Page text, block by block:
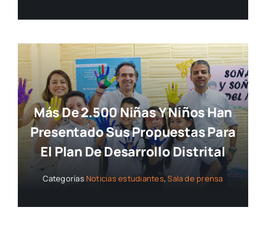
Más De 2.500 Niñas Y Niños Han
Presentado Sus Propuestas Para
El Plan De Desarrollo Distrital
Categorías Noticias estudiantes,Sala de prensa